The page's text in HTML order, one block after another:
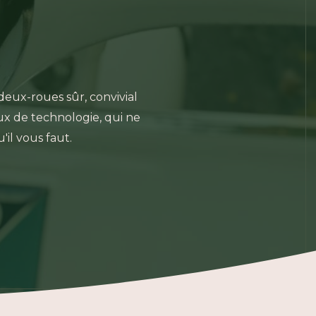
roues sûr, convivial
de technologie, qui ne
vous faut.